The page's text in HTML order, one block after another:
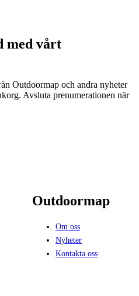
med vårt
Outdoormap och andra nyheter
Avsluta prenumerationen när
Outdoormap
Om oss
Nyheter
Kontakta oss